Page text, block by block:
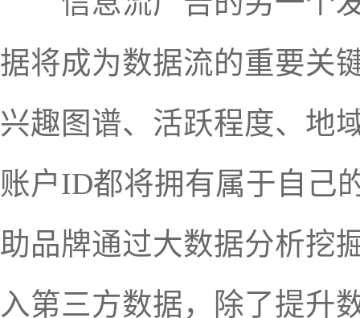
据将成为数据流的重要关
兴趣图谱、活跃程度、地
账户ID都将拥有属于自己
助品牌通过大数据分析挖
入第三方数据，除了提升